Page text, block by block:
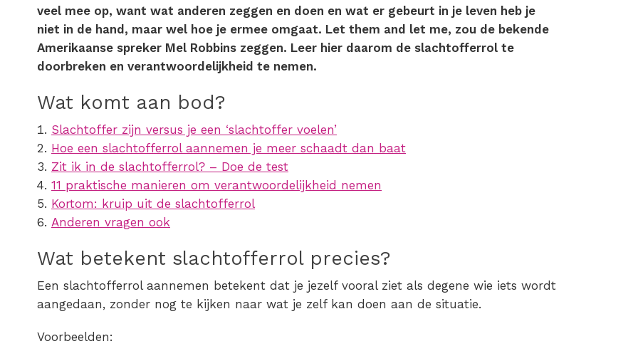
veel mee op, want wat anderen zeggen en doen en wat er gebeurt in je leven heb je
niet in de hand, maar wel hoe je ermee omgaat. Let them and let me, zou de bekende
Amerikaanse spreker Mel Robbins zeggen. Leer hier daarom de slachtofferrol te
doorbreken en verantwoordelijkheid te nemen.
Wat komt aan bod?
Slachtoffer zijn versus je een ‘slachtoffer voelen’
Hoe een slachtofferrol aannemen je meer schaadt dan baat
Zit ik in de slachtofferrol? – Doe de test
11 praktische manieren om verantwoordelijkheid nemen
Kortom: kruip uit de slachtofferrol
Anderen vragen ook
Wat betekent slachtofferrol precies?
Een slachtofferrol aannemen betekent dat je jezelf vooral ziet als degene wie iets wordt
aangedaan, zonder nog te kijken naar wat je zelf kan doen aan de situatie.
Voorbeelden: